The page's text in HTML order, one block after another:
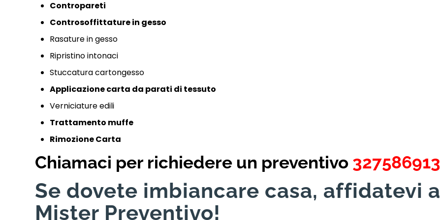
Contropareti
Controsoffittature in gesso
Rasature in gesso
Ripristino intonaci
Stuccatura cartongesso
Applicazione carta da parati di tessuto
Verniciature edili
Trattamento muffe
Rimozione Carta
Chiamaci per richiedere un preventivo
Se dovete imbiancare casa, affidatevi a
Mister Preventivo!